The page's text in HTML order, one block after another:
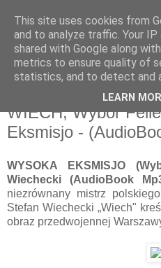
WIECH, Wybór
Eksmisjo -
WYSOKA EKSMISJO
Wiechecki (AudioBook
niezrównany mistrz
Stefan Wiechecki „Wiech"
obraz przedwojennej
This site uses cookies from
and to analyze traffic. Your
shared with Google along
metrics to ensure quality of
statistics, and to detect and
LEARN